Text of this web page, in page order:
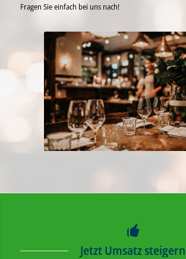
Fragen Sie einfach bei uns nach!
Jetzt Umsatz steigern